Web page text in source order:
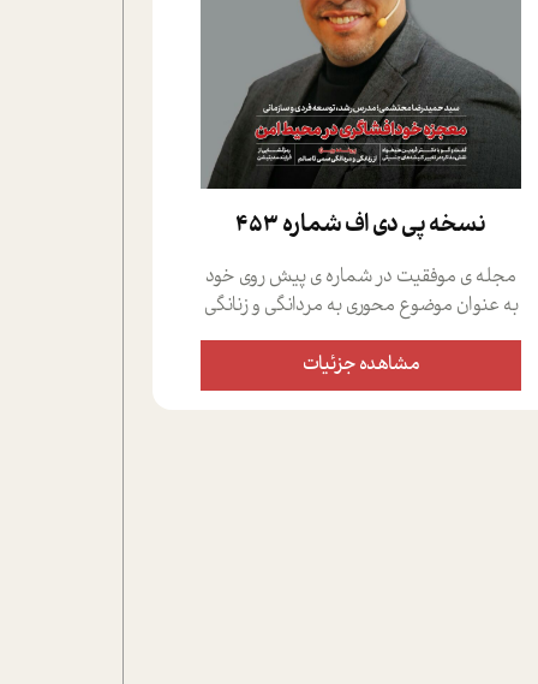
نسخه پي دي اف شماره 453
مجله ی موفقیت در شماره ی پیش روی خود
به عنوان موضوع محوری به مردانگی و زنانگی
سمی پرداخته است؛ علاوه بر این که؛ گفت و
گویی اختصاصی داشته ایم با فردین علیخواه،
جامعه شناس در بخش های مختلف تلاش
مشاهده جزئیات